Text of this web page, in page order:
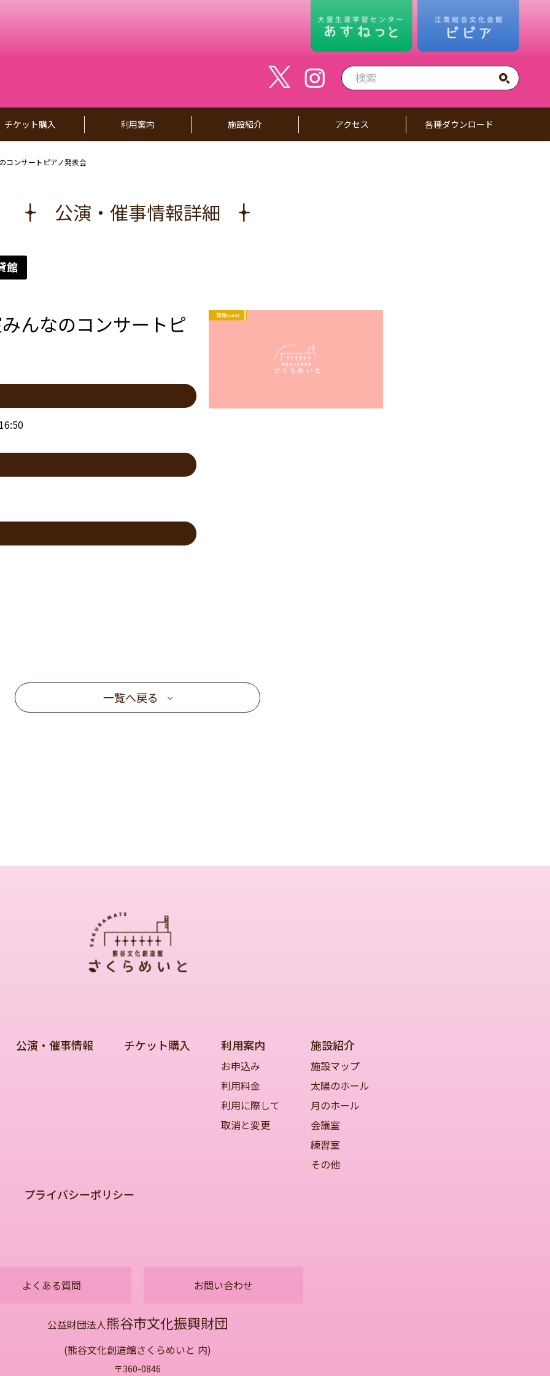
チケット購入 利用案内 施設紹介 アクセス 各種ダウンロード
コンサートピアノ発表会
公演・催事情報詳細
館
んなのコンサートピ
一覧へ戻る
公演・催事情報 チケット購入 利用案内
お申込み
利用料金
利用に際して
取消と変更
施設紹介
施設マップ
太陽のホール
月のホール
会議室
練習室
その他
プライバシーポリシー
よくある質問 お問い合わせ
公益財団法人熊谷市文化振興財団
(熊谷文化創造館さくらめいと 内)
〒360-0846